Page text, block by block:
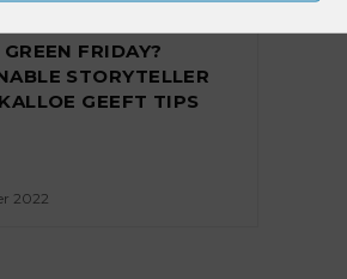
FRIDAY?
STORYTELLER
GEEFT TIPS
2022